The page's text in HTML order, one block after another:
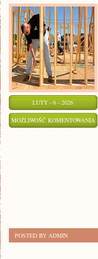
LUTY - 6 - 2026
MOŻLIWOŚĆ KOMENTOWANIA
POSTED BY ADMIN